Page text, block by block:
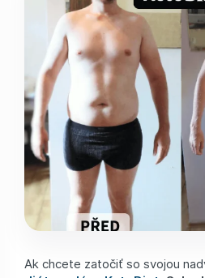
Ak chcete zatočiť so svojou